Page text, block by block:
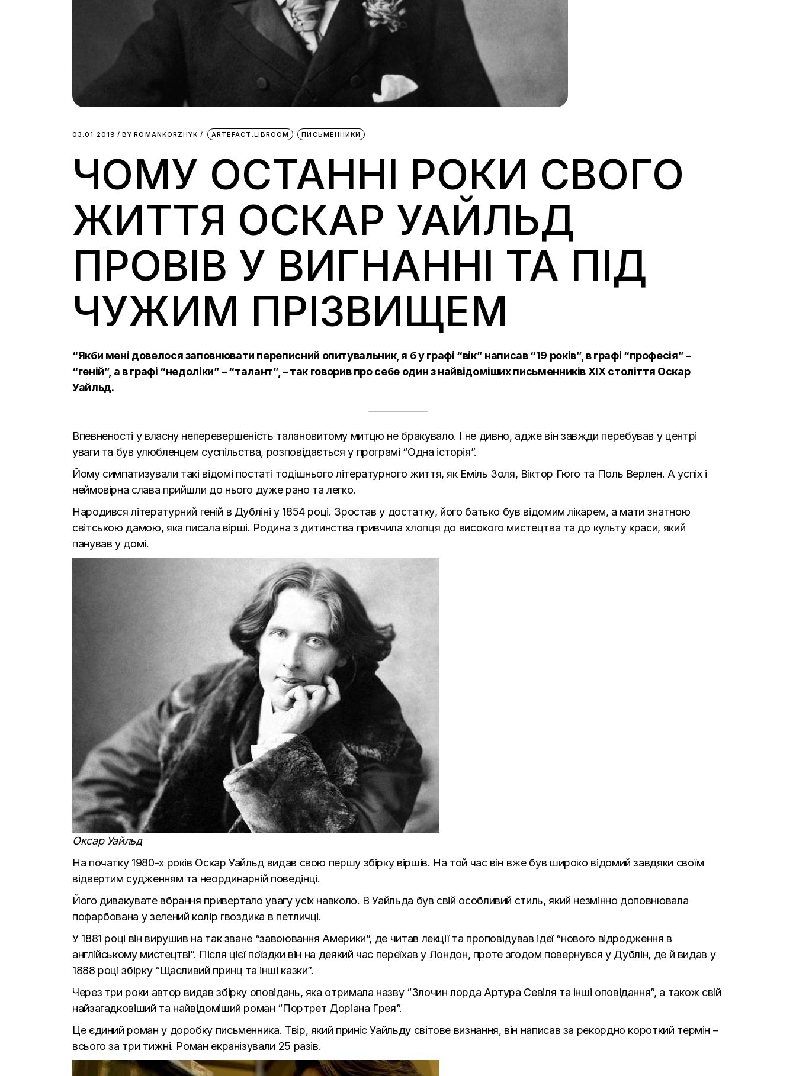
03.01.2019 BY ROMANKORZHYK ARTEFACT.LIBROOM ПИСЬМЕННИКИ
ЧОМУ ОСТАННІ РОКИ СВОГО
ЖИТТЯ ОСКАР УАЙЛЬД
ПРОВІВ У ВИГНАННІ ТА ПІД
ЧУЖИМ ПРІЗВИЩЕМ
“Якби мені довелося заповнювати переписний опитувальник, я б у графі “вік” написав “19 років”, в графі “професія” –
“геній”, а в графі “недоліки” – “талант”, – так говорив про себе один з найвідоміших письменників XIX століття Оскар
Уайльд.
Впевненості у власну неперевершеність талановитому митцю не бракувало. І не дивно, адже він завжди перебував у центрі
уваги та був улюбленцем суспільства, розповідається у програмі “Одна історія”.
Йому симпатизували такі відомі постаті тодішнього літературного життя, як Еміль Золя, Віктор Гюго та Поль Верлен. А успіх і
неймовірна слава прийшли до нього дуже рано та легко.
Народився літературний геній в Дубліні у 1854 році. Зростав у достатку, його батько був відомим лікарем, а мати знатною
світською дамою, яка писала вірші. Родина з дитинства привчила хлопця до високого мистецтва та до культу краси, який
панував у домі.
Оксар Уайльд
На початку 1980-х років Оскар Уайльд видав свою першу збірку віршів. На той час він вже був широко відомий завдяки своїм
відвертим судженням та неординарній поведінці.
Його дивакувате вбрання привертало увагу усіх навколо. В Уайльда був свій особливий стиль, який незмінно доповнювала
пофарбована у зелений колір гвоздика в петличці.
У 1881 році він вирушив на так зване “завоювання Америки”, де читав лекції та проповідував ідеї “нового відродження в
англійському мистецтві”. Після цієї поїздки він на деякий час переїхав у Лондон, проте згодом повернувся у Дублін, де й видав у
1888 році збірку “Щасливий принц та інші казки”.
Через три роки автор видав збірку оповідань, яка отримала назву “Злочин лорда Артура Севіля та інші оповідання”, а також свій
найзагадковіший та найвідоміший роман “Портрет Доріана Грея”.
Це єдиний роман у доробку письменника. Твір, який приніс Уайльду світове визнання, він написав за рекордно короткий термін –
всього за три тижні. Роман екранізували 25 разів.